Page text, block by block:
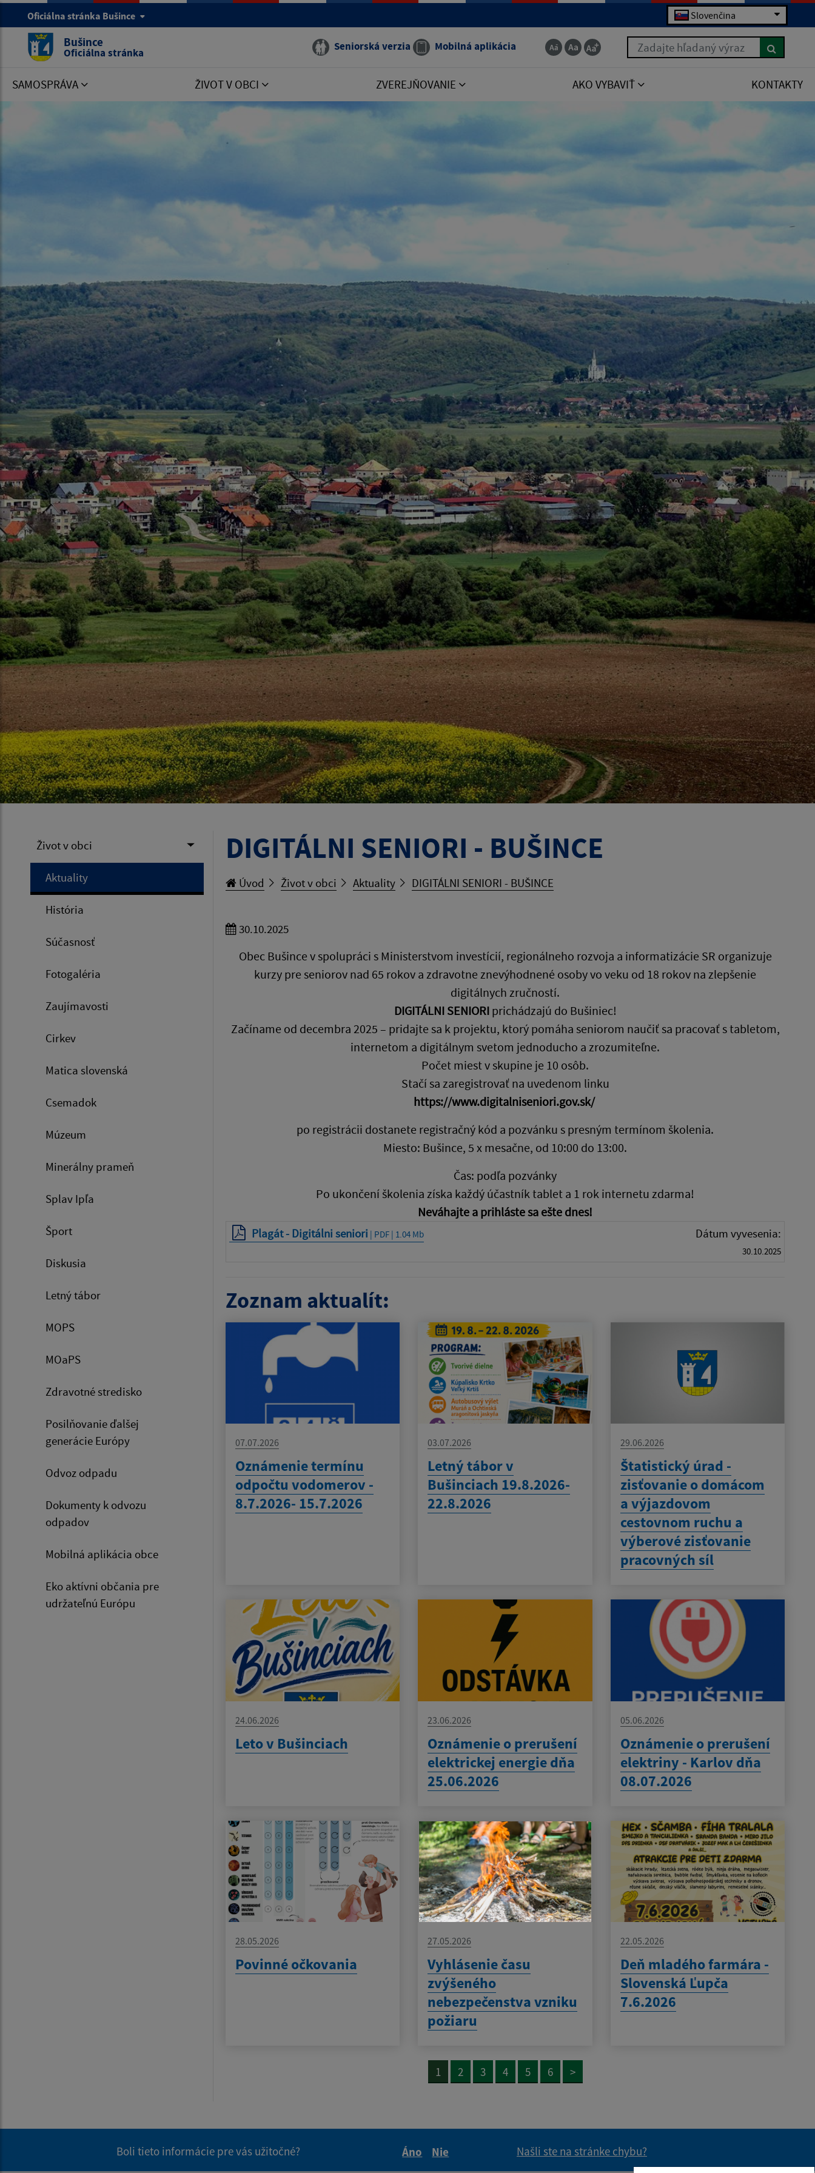
Oficiálna stránka Bušince Slovenčina
Bušince
Oficiálna stránka Seniorská verzia Mobilná aplikácia Zadajte hľadaný výraz
SAMOSPRÁVA ŽIVOT V OBCI ZVEREJŇOVANIE AKO VYBAVIŤ KONTAKTY
Život v obci
Aktuality
História
Súčasnosť
Fotogaléria
Zaujímavosti
Cirkev
Matica slovenská
Csemadok
Múzeum
Minerálny prameň
Splav Ipľa
Šport
Diskusia
Letný tábor
MOPS
MOaPS
Zdravotné stredisko
Posilňovanie ďalšej
generácie Európy
Odvoz odpadu
Dokumenty k odvozu
odpadov
Mobilná aplikácia obce
Eko aktívni občania pre
udržateľnú Európu
DIGITÁLNI SENIORI - BUŠINCE
Úvod Život v obci Aktuality DIGITÁLNI SENIORI - BUŠINCE
30.10.2025
Obec Bušince v spolupráci s Ministerstvom investícií, regionálneho rozvoja a informatizácie SR organizuje
kurzy pre seniorov nad 65 rokov a zdravotne znevýhodnené osoby vo veku od 18 rokov na zlepšenie
digitálnych zručností.
DIGITÁLNI SENIORIprichádzajú do Bušiniec!
Začíname od decembra 2025 – pridajte sa k projektu, ktorý pomáha seniorom naučiť sa pracovať s tabletom,
internetom a digitálnym svetom jednoducho a zrozumiteľne.
Počet miest v skupine je 10 osôb.
Stačí sa zaregistrovať na uvedenom linku
https://www.digitalniseniori.gov.sk/
po registrácii dostanete registračný kód a pozvánku s presným termínom školenia.
Miesto: Bušince, 5 x mesačne, od 10:00 do 13:00.
Čas: podľa pozvánky
Po ukončení školenia získa každý účastník tablet a 1 rok internetu zdarma!
Neváhajte a prihláste sa ešte dnes!
Plagát - Digitálni seniori | PDF | 1.04 Mb Dátum vyvesenia:
30.10.2025
Zoznam aktualít:
07.07.2026
Oznámenie termínu
odpočtu vodomerov -
8.7.2026- 15.7.2026
03.07.2026
Letný tábor v
Bušinciach 19.8.2026-
22.8.2026
29.06.2026
Štatistický úrad -
zisťovanie o domácom
a výjazdovom
cestovnom ruchu a
výberové zisťovanie
pracovných síl
24.06.2026
Leto v Bušinciach
23.06.2026
Oznámenie o prerušení
elektrickej energie dňa
25.06.2026
05.06.2026
Oznámenie o prerušení
elektriny - Karlov dňa
08.07.2026
28.05.2026
Povinné očkovania
27.05.2026
Vyhlásenie času
zvýšeného
nebezpečenstva vzniku
požiaru
22.05.2026
Deň mladého farmára -
Slovenská Ľupča
7.6.2026
1 2 3 4 5 6 >
Boli tieto informácie pre vás užitočné?
Áno
Nie
Boli tieto informácie pre vás užitočné?
Našli ste na stránke chybu?